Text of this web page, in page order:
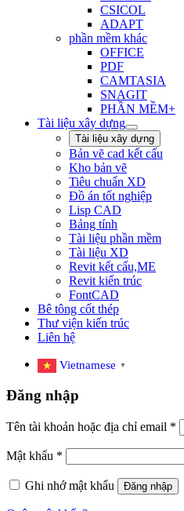
CSICOL
ADAPT
phần mềm khác
OFFICE
PDF
CAMTASIA
SNAGIT
PHẦN MỀM+
Tài liệu xây dựng
Tài liệu xây dựng
Bản vẽ cad kết cấu
Kho bản vẽ
Tiêu chuẩn XD
Đồ án tốt nghiệp
Lisp CAD
Bảng tính
Tài liệu phần mềm
Tài liệu XD
Revit kết cấu,ME
Revit kiến trúc
FontCAD
Bê tông cốt thép
Thư viện kiến trúc
Liên hệ
Vietnamese ▼
Đăng nhập
Tên tài khoản hoặc địa chỉ email *
Mật khẩu *
Ghi nhớ mật khẩu Đăng nhập